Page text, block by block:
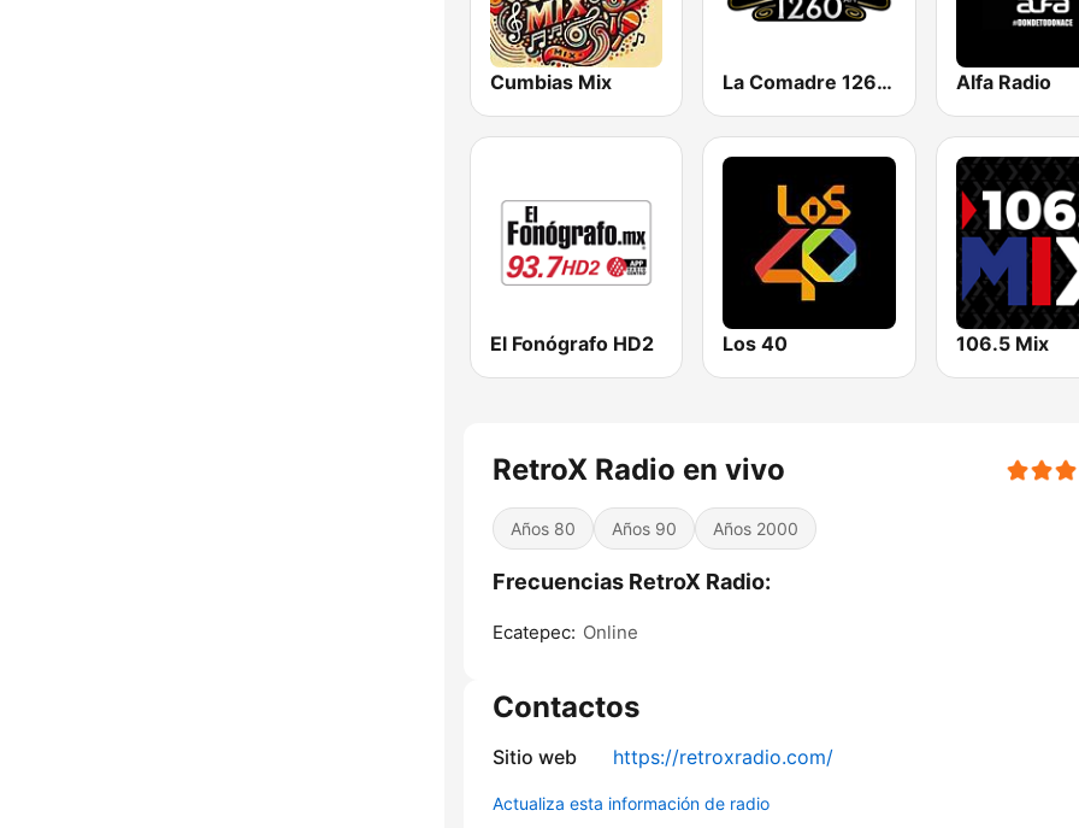
Cumbias Mix La Comadre 1260 AM Alfa Radio
El Fonógrafo HD2 Los 40 106.5 Mix
RetroX Radio en vivo
Años 80 Años 90 Años 2000
Frecuencias RetroX Radio:
Ecatepec: Online
Contactos
Sitio web https://retroxradio.com/
Actualiza esta información de radio